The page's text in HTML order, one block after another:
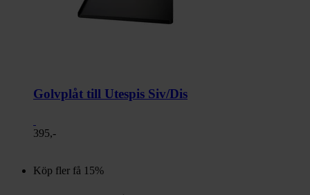
Golvplåt till Utespis Siv/Dis
395,-
Köp fler få 15%